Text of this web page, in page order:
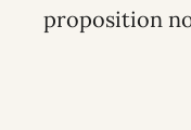
proposition